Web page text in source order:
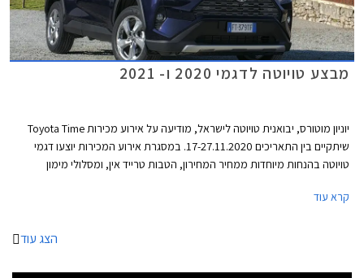
מבצע טויוטה לדגמי 2020 ו- 2021
יוניון מוטורס, יבואנית טויוטה לישראל, מודיעה על אירוע מכירות Toyota Time
שיתקיים בין התאריכים 17-27.11.2020. במסגרת אירוע המכירות יוצעו דגמי
טויוטה בהנחות מיוחדות ממחיר המחירון, הטבות טרייד אין, ומסלולי מימון
קרא עוד
הצג עוד